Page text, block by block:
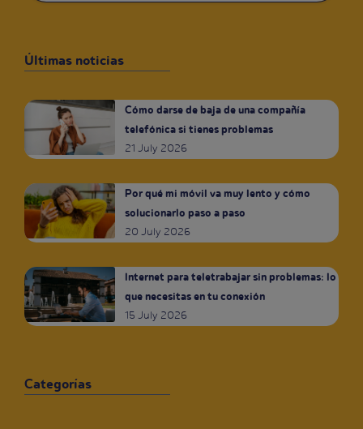
Últimas noticias
Cómo darse de baja de una compañía
telefónica si tienes problemas
21 July 2026
Por qué mi móvil va muy lento y cómo
solucionarlo paso a paso
20 July 2026
Internet para teletrabajar sin problemas: lo
que necesitas en tu conexión
15 July 2026
Categorías